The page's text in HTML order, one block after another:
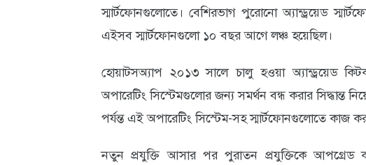
স্মার্টফোনগুলোতে। বেশিরভাগ পুরোনো অ্যান্ড্রয়েড
এইসব স্মার্টফোনগুলো ১০ বছর আগে লঞ্চ হয়েছিল।
হোয়াটসঅ্যাপ ২০১৩ সালে চালু হওয়া অ্যান্ড্রয়েড
অপারেটিং সিস্টেমগুলোর জন্য সমর্থন বন্ধ করার সিদ্ধান্ত
পর্যন্ত এই অপারেটিং সিস্টেম-সহ স্মার্টফোনগুলোতে কাজ
নতুন প্রযুক্তি আসার পর পুরাতন প্রযুক্তিকে আপগ্রেড